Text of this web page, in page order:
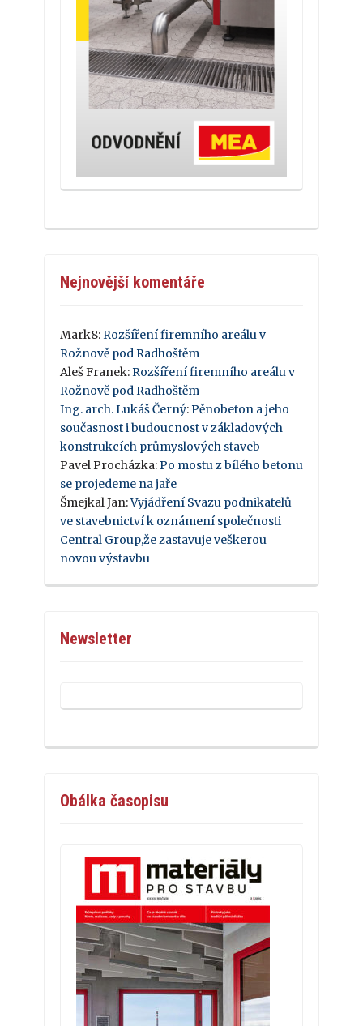
Nejnovější komentáře
Mark8:Rozšíření firemního areálu v
Rožnově pod Radhoštěm
Aleš Franek:Rozšíření firemního areálu v
Rožnově pod Radhoštěm
Ing. arch. Lukáš Černý:Pěnobeton a jeho
současnost i budoucnost v základových
konstrukcích průmyslových staveb
Pavel Procházka:Po mostu z bílého betonu
se projedeme na jaře
Šmejkal Jan:Vyjádření Svazu podnikatelů
ve stavebnictví k oznámení společnosti
Central Group,že zastavuje veškerou
novou výstavbu
Newsletter
Obálka časopisu